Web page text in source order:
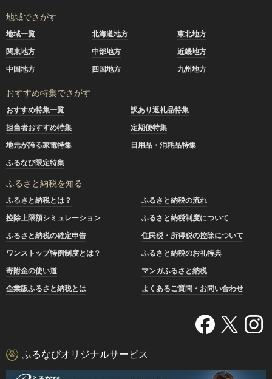
地域でさがす
地域一覧 北海道地方
東北地方
関東地方
中部地方
近畿地方
中国地方
四国地方 九州地方
おすすめ特集でさがす
おすすめ特集一覧
訳あり返礼品特集
担当者おすすめ特集
定期便特集
地元が誇る家電特集
日用品・消耗品特集
ふるなび限定特集
ふるさと納税を知る
ふるさと納税とは？
ふるさと納税の流れ
控除上限額シミュレーション
ふるさと納税制度について
ふるさと納税の確定申告
住民税・所得税の控除について
ワンストップ特例制度とは？
ふるさと納税のお礼特典
寄附金の使い道
マンガふるさと納税
企業版ふるさと納税とは
よくあるご質問・お問い合わせ
ふるなびオリジナルサービス